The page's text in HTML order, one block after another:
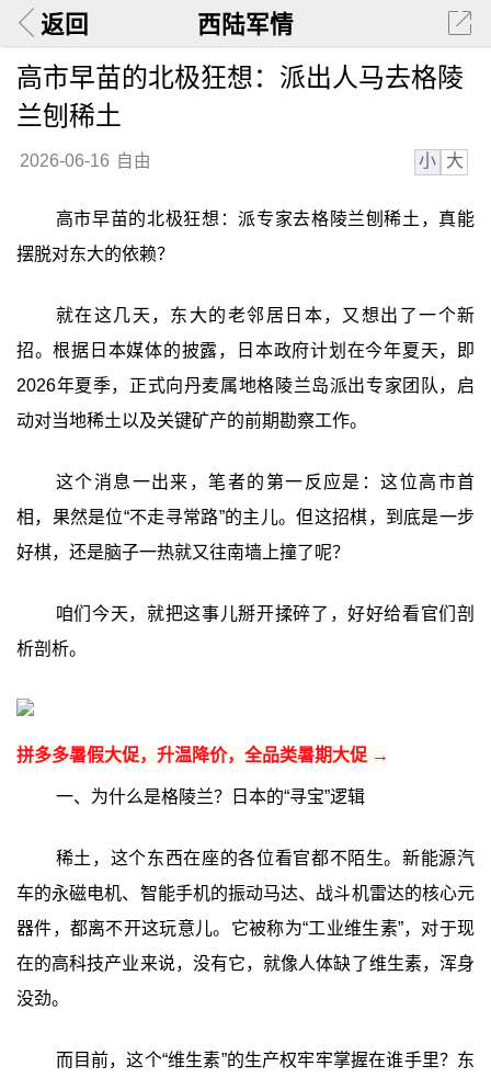
返回 西陆军情
高市早苗的北极狂想：派出人马去格陵
兰刨稀土
2026-06-16 自由 小 大
高市早苗的北极狂想：派专家去格陵兰刨稀土，真能
摆脱对东大的依赖？
就在这几天，东大的老邻居日本，又想出了一个新
招。根据日本媒体的披露，日本政府计划在今年夏天，即
2026年夏季，正式向丹麦属地格陵兰岛派出专家团队，启
动对当地稀土以及关键矿产的前期勘察工作。
这个消息一出来，笔者的第一反应是：这位高市首
相，果然是位“不走寻常路”的主儿。但这招棋，到底是一步
好棋，还是脑子一热就又往南墙上撞了呢？
咱们今天，就把这事儿掰开揉碎了，好好给看官们剖
析剖析。
拼多多暑假大促，升温降价，全品类暑期大促 →
一、为什么是格陵兰？日本的“寻宝”逻辑
稀土，这个东西在座的各位看官都不陌生。新能源汽
车的永磁电机、智能手机的振动马达、战斗机雷达的核心元
器件，都离不开这玩意儿。它被称为“工业维生素”，对于现
在的高科技产业来说，没有它，就像人体缺了维生素，浑身
没劲。
而目前，这个“维生素”的生产权牢牢掌握在谁手里？东